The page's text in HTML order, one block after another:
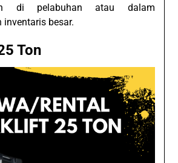
di pelabuhan atau dalam
inventaris besar.
Ton